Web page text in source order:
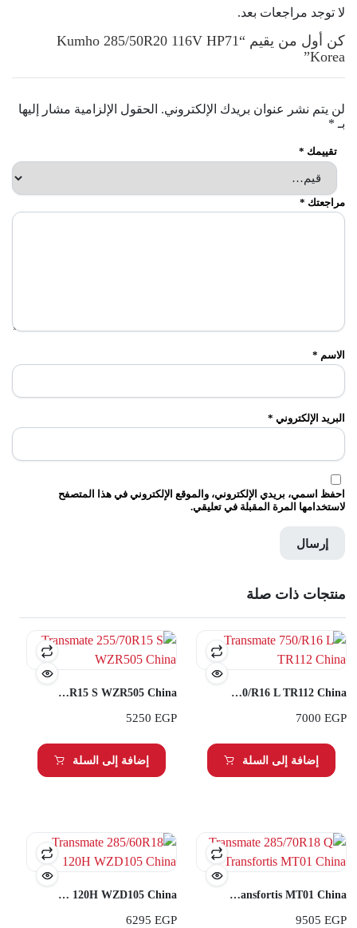
لا توجد مراجعات بعد.
كن أول من يقيم “Kumho 285/50R20 116V HP71
Korea”
لن يتم نشر عنوان بريدك الإلكتروني. الحقول الإلزامية مشار إليها
بـ *
تقييمك *
مراجعتك *
الاسم *
البريد الإلكتروني *
احفظ اسمي، بريدي الإلكتروني، والموقع الإلكتروني في هذا المتصفح
لاستخدامها المرة المقبلة في تعليقي.
منتجات ذات صلة
Transmate 750/R16 L TR112 China
7000 EGP
إضافة إلى السلة
Transmate 255/70R15 S WZR505 China
5250 EGP
إضافة إلى السلة
Transmate 285/70R18 Q Transfortis MT01 China
9505 EGP
Transmate 285/60R18 120H WZD105 China
6295 EGP